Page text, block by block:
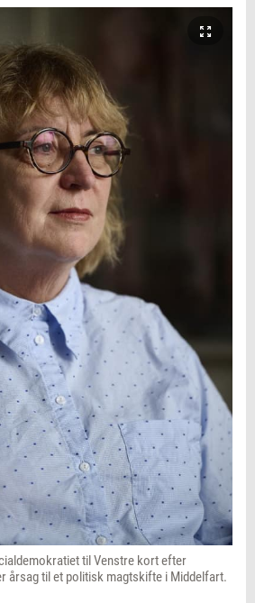
til Venstre kort efter
årsag til et politisk magtskifte i Middelfart.